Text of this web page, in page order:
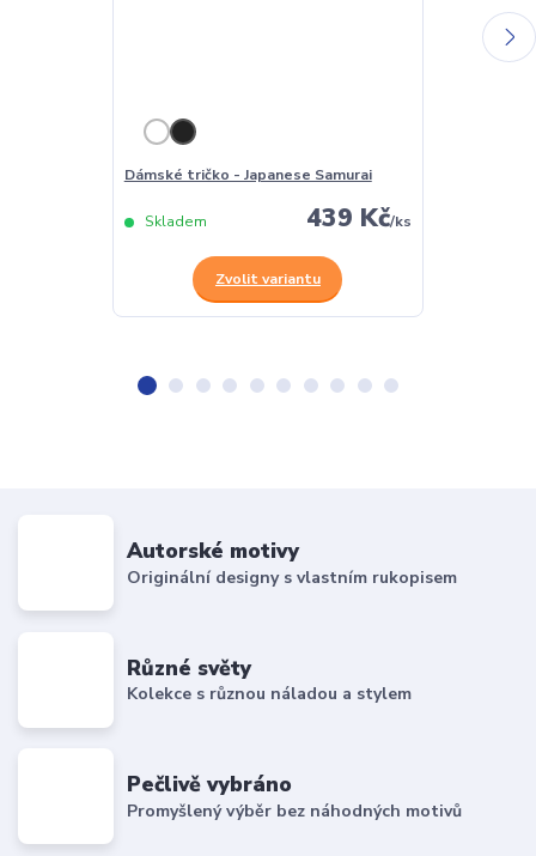
Dámské tričko - Japanese Samurai
439 Kč/ks
Skladem
Zvolit variantu
Autorské motivy
Originální designy s vlastním rukopisem
Různé světy
Kolekce s různou náladou a stylem
Pečlivě vybráno
Promyšlený výběr bez náhodných motivů